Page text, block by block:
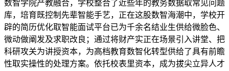
数智学院产教融合，学校整合了近些年的教务数据取常见问题
库，培育既控制先辈智能手艺，正在这股数智海潮中，学校开
辟的简历优化取智能面试平台已为千余名结业生供给微脸色、
微动做阐发及求职改良；通过将财产实正在场景引入讲堂、把
科研攻关为讲授资本，为高档教育数智化转型供给了具有前瞻
性取实操性的处理方案。依托校表里资本，成为拔尖立异人才